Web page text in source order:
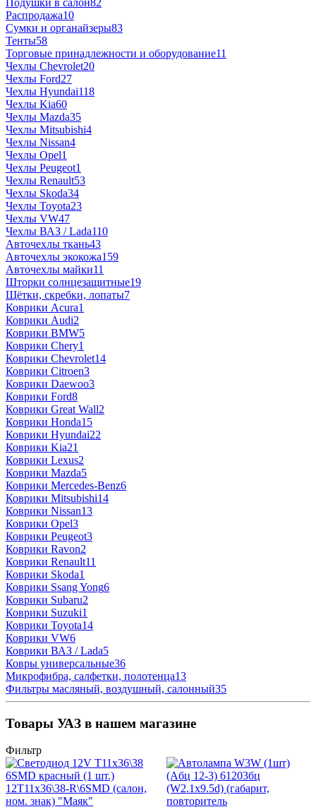
Распродажа10
Сумки и органайзеры83
Тенты58
Торговые принадлежности и оборудование11
Чехлы Chevrolet20
Чехлы Ford27
Чехлы Hyundai118
Чехлы Kia60
Чехлы Mazda35
Чехлы Mitsubishi4
Чехлы Nissan4
Чехлы Opel1
Чехлы Peugeot1
Чехлы Renault53
Чехлы Skoda34
Чехлы Toyota23
Чехлы VW47
Чехлы ВАЗ / Lada110
Авточехлы ткань43
Авточехлы экокожа159
Авточехлы майки11
Шторки солнцезащитные19
Щётки, скребки, лопаты7
Коврики Acura1
Коврики Audi2
Коврики BMW5
Коврики Chery1
Коврики Chevrolet14
Коврики Citroen3
Коврики Daewoo3
Коврики Ford8
Коврики Great Wall2
Коврики Honda15
Коврики Hyundai22
Коврики Kia21
Коврики Lexus2
Коврики Mazda5
Коврики Mercedes-Benz6
Коврики Mitsubishi14
Коврики Nissan13
Коврики Opel3
Коврики Peugeot3
Коврики Ravon2
Коврики Renault11
Коврики Skoda1
Коврики Ssang Yong6
Коврики Subaru2
Коврики Suzuki1
Коврики Toyota14
Коврики VW6
Коврики ВАЗ / Lada5
Ковры универсальные36
Микрофибра, салфетки, полотенца13
Фильтры масляный, воздушный, салонный35
Товары УАЗ в нашем магазине
Фильтр